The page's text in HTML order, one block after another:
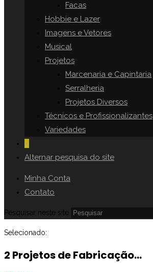
Facas
Hobbie e Lazer
Imagens e Vetores
Musical
Projetos
Marcenaria e Capintaria
Serralheria
Projetos Diversos
Técnicos e Profissionalizantes
Variedades
0
Alternar pesquisa do site
Minha Conta
Contato
Pesquisar neste site
Selecionado:
2 Projetos de Fabricação…